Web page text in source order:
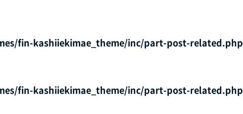
fin-kashiiekimae_theme/inc/part-post-related.php
fin-kashiiekimae_theme/inc/part-post-related.php